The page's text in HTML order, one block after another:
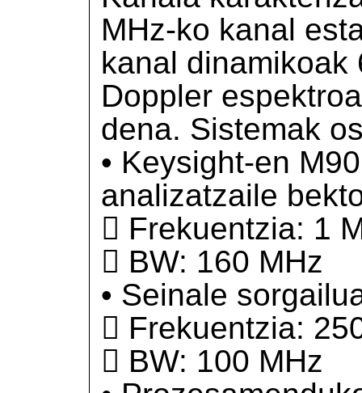
MHz-ko kanal
kanal dinamikoak
Doppler
dena. Sistemak
• Keysight-en
analizatzaile
 Frekuentzia: 1
 BW: 160 MHz
• Seinale
 Frekuentzia:
 BW: 100 MHz